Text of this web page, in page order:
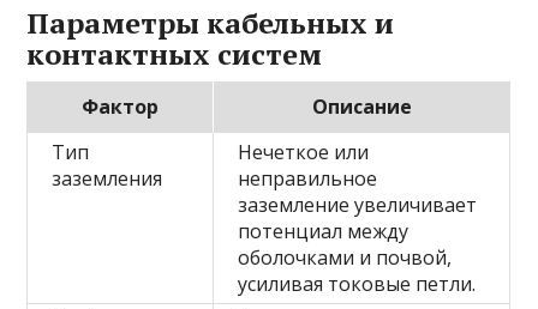
Параметры кабельных и
контактных систем
Фактор
Описание
Тип
заземления
Нечеткое или
неправильное
заземление увеличивает
потенциал между
оболочками и почвой,
усиливая токовые петли.